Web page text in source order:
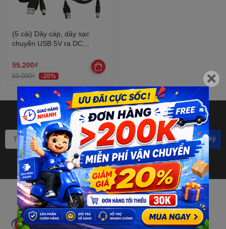
(5 cái) Dây cáp, dây sạc
chuyển USB 5V ra DC
55.200₫
69.000₫ -20%
Bạn muốn nhận khuyến mãi
đặc biệt? Đăng ký ngay.
Đăng ký